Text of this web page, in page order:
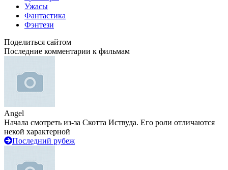
Ужасы
Фантастика
Фэнтези
Поделиться сайтом
Последние комментарии к фильмам
Angel
Начала смотреть из-за Скотта Иствуда. Его роли отличаются
некой характерной
Последний рубеж